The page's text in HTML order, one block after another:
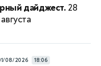
дайджест. 28
08/2026 18:06